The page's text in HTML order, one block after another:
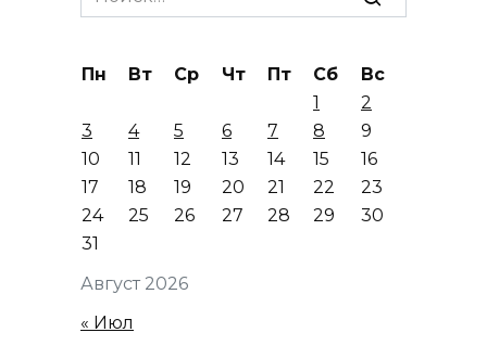
for:
Август 2026
Пн Вт Ср Чт Пт Сб
Вс
1
2
3
4 5 6 7 8
9
10
11 12 13 14 15
16
17
18 19 20 21 22
23
24
25 26 27 28 29
30
31
« Июл